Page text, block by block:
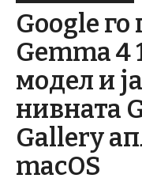
Google го
Gemma 4
модел и
нивната
Gallery
macOS